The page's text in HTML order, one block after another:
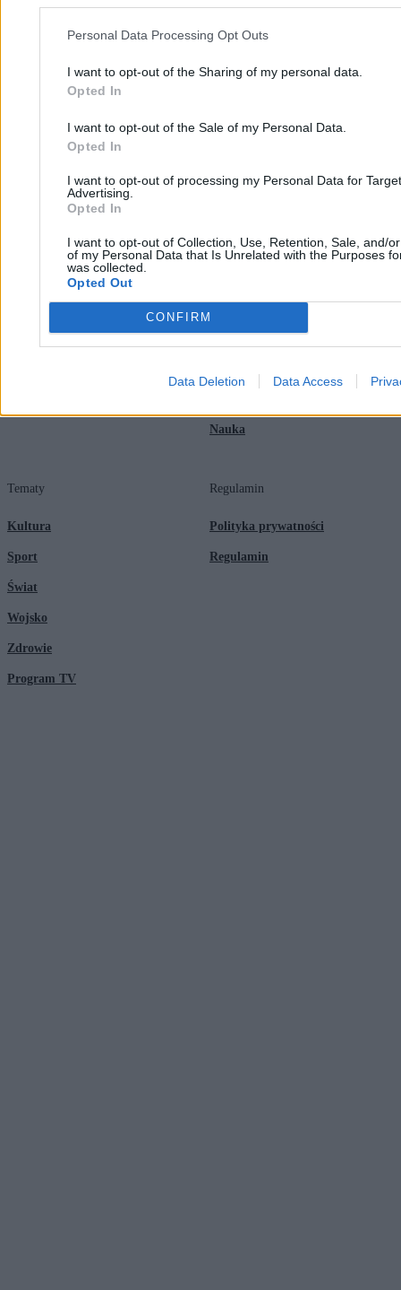
Personal Data Processing Opt Outs
I want to opt-out of the Sharing of my personal data.
Opted In
I want to opt-out of the Sale of my Personal Data.
Opted In
I want to opt-out of processing my Personal Data for
Advertising.
Opted In
I want to opt-out of Collection, Use, Retention, Sale, and/
of my Personal Data that Is Unrelated with the Purposes
was collected.
Opted Out
CONFIRM
Data Deletion Data Access
polskiej edukacji
NIK miażdży państwowy instytut. Jedna decyzja rządu zmarnowała
18,7 mln zł
Newsletter
Newsroom
Tematy
Technologia
Nauka
Tematy
Kultura
Sport
Świat
Wojsko
Zdrowie
Program TV
Regulamin
Polityka prywatności
Regulamin